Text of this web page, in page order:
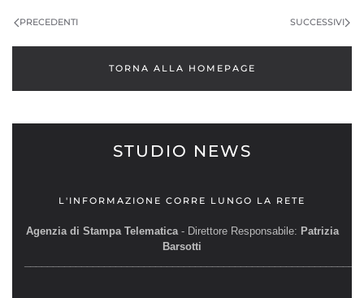
PRECEDENTI SUCCESSIVI
TORNA ALLA HOMEPAGE
STUDIO NEWS
L'INFORMAZIONE CORRE LUNGO LA RETE
Agenzia di Stampa Telematica- Direttore Responsabile: Patrizia
Barsotti